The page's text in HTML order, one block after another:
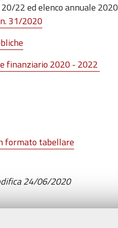
22 ed elenco annuale 2020
31/2020
finanziario 2020 - 2022
formato tabellare
24/06/2020